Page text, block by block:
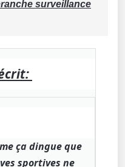
surveillance
ça dingue que
sportives ne